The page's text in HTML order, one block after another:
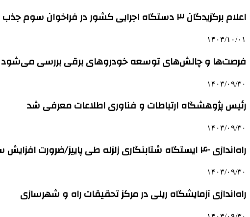
اعلام برگزیدگان ۳ دستگاه اجرایی کشور در فراخوان سوم جذب
۱۴۰۳/۱۰/۰۱
فرصت‌ها و چالش‌های توسعه خودروهای برقی بررسی می‌شود
۱۴۰۳/۰۹/۳۰
رئیس پژوهشگاه ارتباطات و فناوری اطلاعات معرفی شد
۱۴۰۳/۰۹/۳۰
راه‌اندازی ۴۰ ایستگاه شتابنگاری زلزله طی پاییز/ضرورت افزایش سامانه‌های پاسخ سریع زلزله
۱۴۰۳/۰۹/۳۰
راه‌اندازی آزمایشگاه ریلی در مرکز تحقیقات راه و شهرسازی